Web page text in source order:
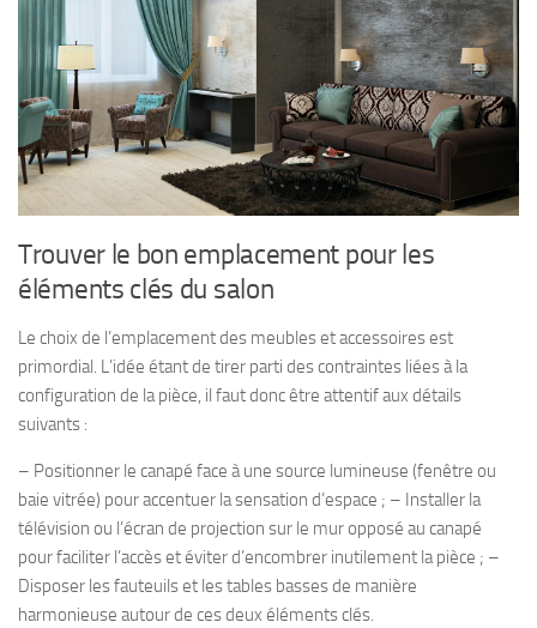
Trouver le bon emplacement pour les
éléments clés du salon
Le choix de l’emplacement des meubles et accessoires est
primordial. L’idée étant de tirer parti des contraintes liées à la
configuration de la pièce, il faut donc être attentif aux détails
suivants :
– Positionner le canapé face à une source lumineuse (fenêtre ou
baie vitrée) pour accentuer la sensation d’espace ; – Installer la
télévision ou l’écran de projection sur le mur opposé au canapé
pour faciliter l’accès et éviter d’encombrer inutilement la pièce ; –
Disposer les fauteuils et les tables basses de manière
harmonieuse autour de ces deux éléments clés.